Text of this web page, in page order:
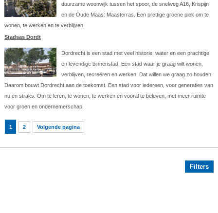
duurzame woonwijk tussen het spoor, de snelweg A16, Krispijn
en de Oude Maas: Maasterras. Een prettige groene plek om te
wonen, te werken en te verblijven.
Stadsas Dordt
Dordrecht is een stad met veel historie, water en een prachtige
en levendige binnenstad. Een stad waar je graag wilt wonen,
verblijven, recreëren en werken. Dat willen we graag zo houden.
Daarom bouwt Dordrecht aan de toekomst. Een stad voor iedereen, voor generaties van
nu en straks. Om te leren, te wonen, te werken en vooral te beleven, met meer ruimte
voor groen en ondernemerschap.
1 2 Volgende pagina
Filters